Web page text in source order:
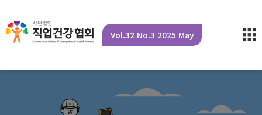
Vol.32 No.3 2025 May